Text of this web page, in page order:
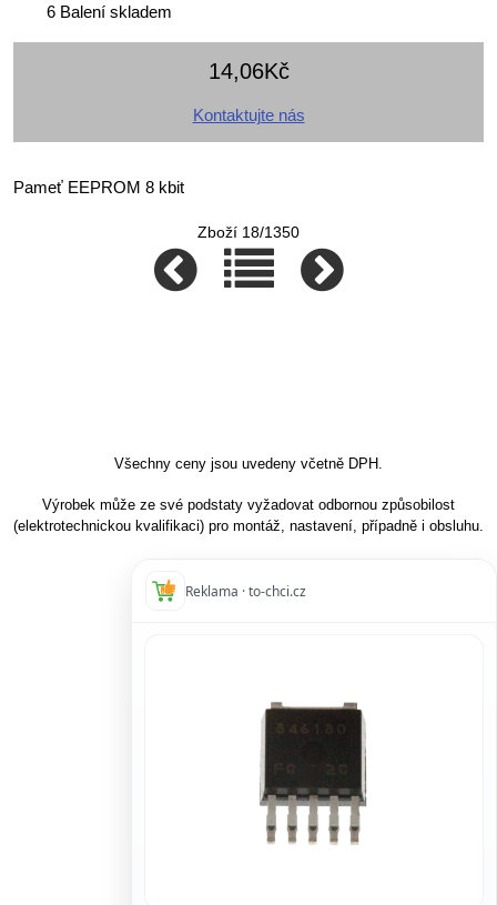
6 Balení skladem
14,06Kč
Kontaktujte nás
Pameť EEPROM 8 kbit
Zboží 18/1350
Všechny ceny jsou uvedeny včetně DPH.
Výrobek může ze své podstaty vyžadovat odbornou způsobilost
(elektrotechnickou kvalifikaci) pro montáž, nastavení, případně i obsluhu.
Reklama · to-chci.cz